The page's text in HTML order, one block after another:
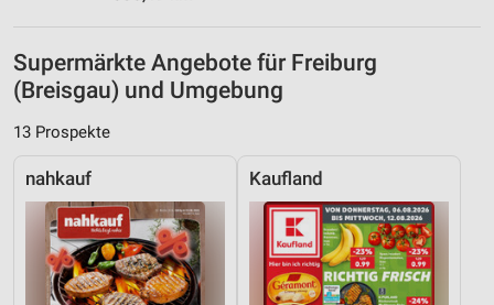
Supermärkte Angebote für Freiburg
(Breisgau) und Umgebung
13 Prospekte
nahkauf Kaufland